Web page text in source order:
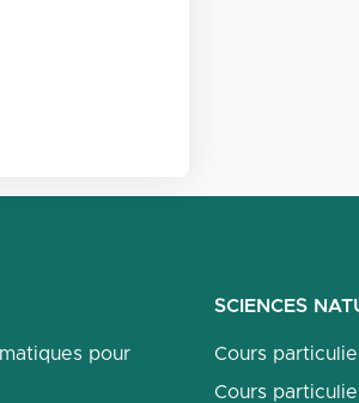
pour
SCIENCES
Cours
Cours